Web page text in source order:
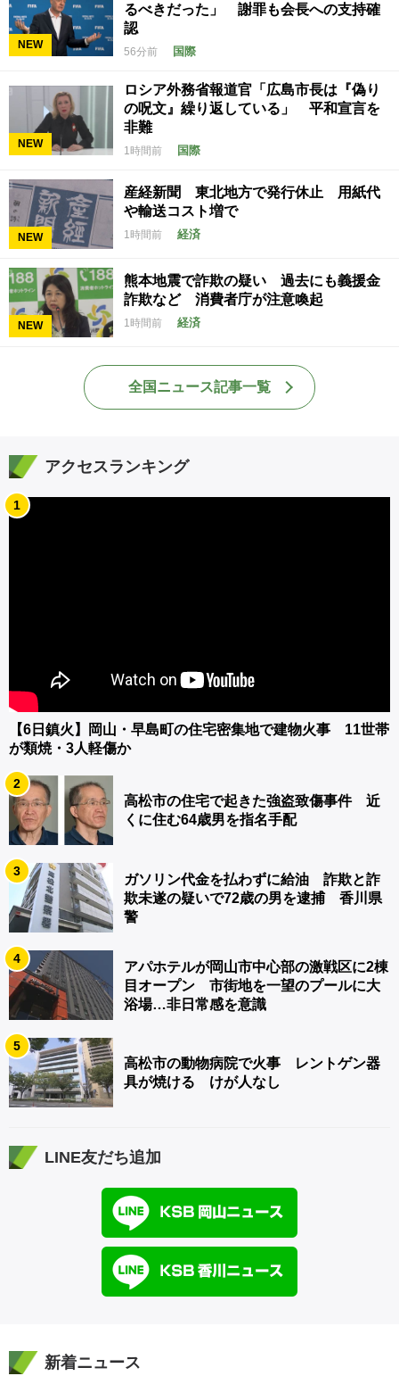
NEW
るべきだった」 謝罪も会長への支持確
認
56分前 国際
NEW
ロシア外務省報道官「広島市長は『偽り
の呪文』繰り返している」 平和宣言を
非難
1時間前 国際
NEW
産経新聞 東北地方で発行休止 用紙代
や輸送コスト増で
1時間前 経済
NEW
熊本地震で詐欺の疑い 過去にも義援金
詐欺など 消費者庁が注意喚起
1時間前 経済
全国ニュース記事一覧
アクセスランキング
1
【6日鎮火】岡山・早島町の住宅密集地で建物火事 11世帯
が類焼・3人軽傷か
2
高松市の住宅で起きた強盗致傷事件 近
くに住む64歳男を指名手配
3
ガソリン代金を払わずに給油 詐欺と詐
欺未遂の疑いで72歳の男を逮捕 香川県
警
4
アパホテルが岡山市中心部の激戦区に2棟
目オープン 市街地を一望のプールに大
浴場…非日常感を意識
5
高松市の動物病院で火事 レントゲン器
具が焼ける けが人なし
LINE友だち追加
新着ニュース